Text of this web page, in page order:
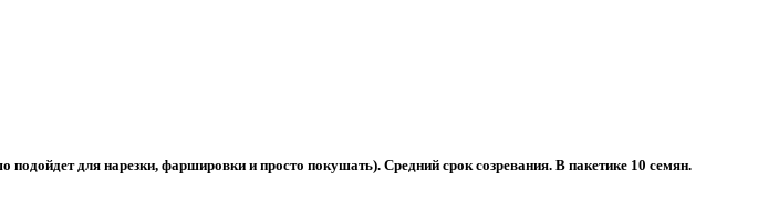
для нарезки, фаршировки и просто покушать). Средний срок созревания. В пакетике 10 семян.